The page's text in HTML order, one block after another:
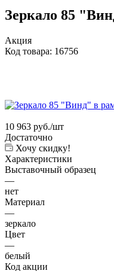
Зеркало 85
Акция
Код товара: 16756
10 963 руб./шт
Достаточно
Хочу скидку!
Характеристики
Выставочный образец
—
нет
Материал
—
зеркало
Цвет
—
белый
Код акции